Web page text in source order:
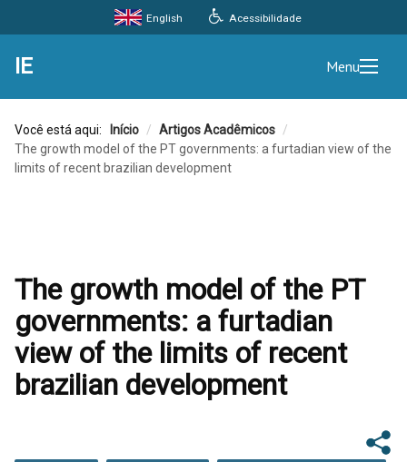
Acessibilidade
English
IE Menu
Você está aqui: Início / Artigos Acadêmicos /
The growth model of the PT governments: a furtadian view of the
limits of recent brazilian development
The growth model of the PT
governments: a furtadian
view of the limits of recent
brazilian development